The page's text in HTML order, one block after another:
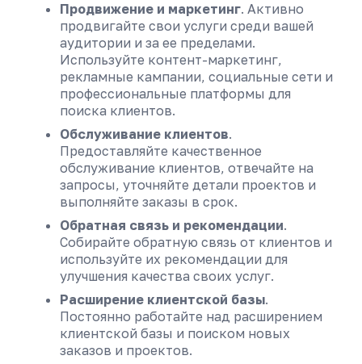
Продвижение и маркетинг. Активно
продвигайте свои услуги среди вашей
аудитории и за ее пределами.
Используйте контент-маркетинг,
рекламные кампании, социальные сети и
профессиональные платформы для
поиска клиентов.
Обслуживание клиентов.
Предоставляйте качественное
обслуживание клиентов, отвечайте на
запросы, уточняйте детали проектов и
выполняйте заказы в срок.
Обратная связь и рекомендации.
Собирайте обратную связь от клиентов и
используйте их рекомендации для
улучшения качества своих услуг.
Расширение клиентской базы.
Постоянно работайте над расширением
клиентской базы и поиском новых
заказов и проектов.